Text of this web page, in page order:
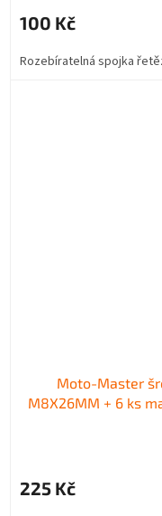
100 Kč
Rozebíratelná spojka
Moto-Master
M8X26MM + 6 ks
225 Kč